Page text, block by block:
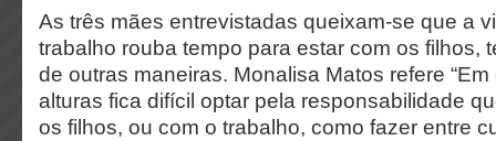
As três mães entrevistadas queixam-se que a
trabalho rouba tempo para estar com os filhos,
de outras maneiras. Monalisa Matos refere
alturas fica difícil optar pela responsabilidade
os filhos, ou com o trabalho, como fazer entre